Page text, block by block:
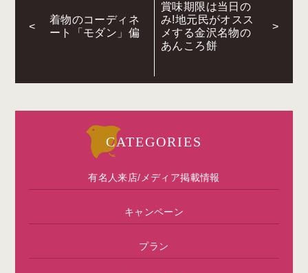
<
着物のコーディネ
ート「モダン」偏
賞味期限は当日の
み!地元民がオスス
メする金沢名物の
あんころ餅
>
CATEGORIES
有名人来店/メディア掲載情報
キャンペーン
プラン